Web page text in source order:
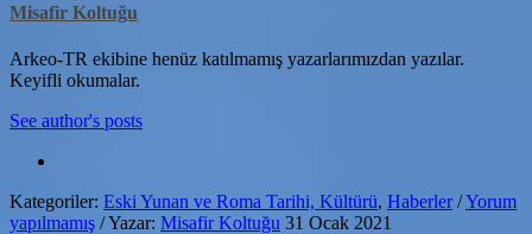
Misafir Koltuğu
Arkeo-TR ekibine henüz katılmamış yazarlarımızdan yazılar.
Keyifli okumalar.
See author's posts
Kategoriler: Eski Yunan ve Roma Tarihi, Kültürü, Haberler /Yorum
yapılmamış /Yazar: Misafir Koltuğu 31 Ocak 2021